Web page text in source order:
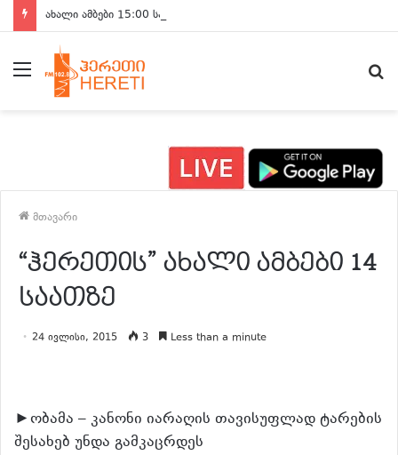
ახალი ამბები 15:00 საათზე
მენიუ
მთავარი
“ჰერეთის” ახალი ამბები 14
საათზე
24 ივლისი, 2015 3 Less than a minute
►ობამა – კანონი იარაღის თავისუფლად ტარების
შესახებ უნდა გამკაცრდეს